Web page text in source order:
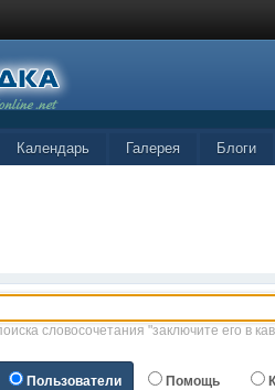
Календарь Галерея Блоги
словосочетания "заключите его в
Пользователи Помощь